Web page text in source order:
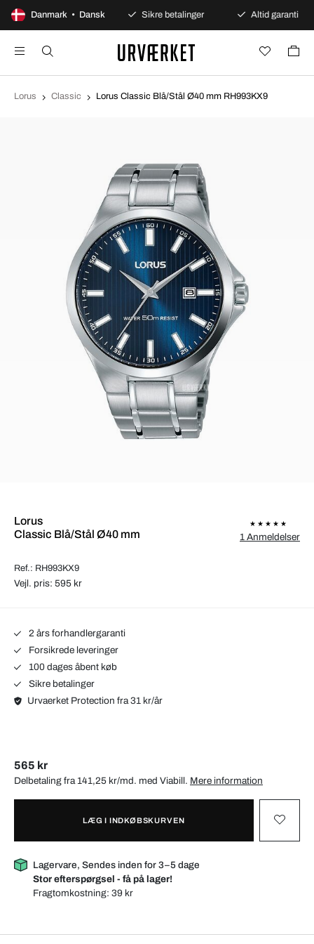
Danmark • Dansk
100 dages åbent køb Sikre betalinger Altid garanti
Lorus Classic Lorus Classic Blå/Stål Ø40 mm RH993KX9
Lorus
Classic Blå/Stål Ø40 mm
Ref.: RH993KX9
1 Anmeldelser
Vejl. pris: 595 kr
2 års forhandlergaranti
Forsikrede leveringer
100 dages åbent køb
Sikre betalinger
Urvaerket Protection fra 31 kr/år
565 kr
Delbetaling fra 141,25 kr/md. med Viabill. Mere information
LÆG I INDKØBSKURVEN
Lagervare, Sendes inden for 3–5 dage
Stor efterspørgsel - få på lager!
Fragtomkostning:39 kr